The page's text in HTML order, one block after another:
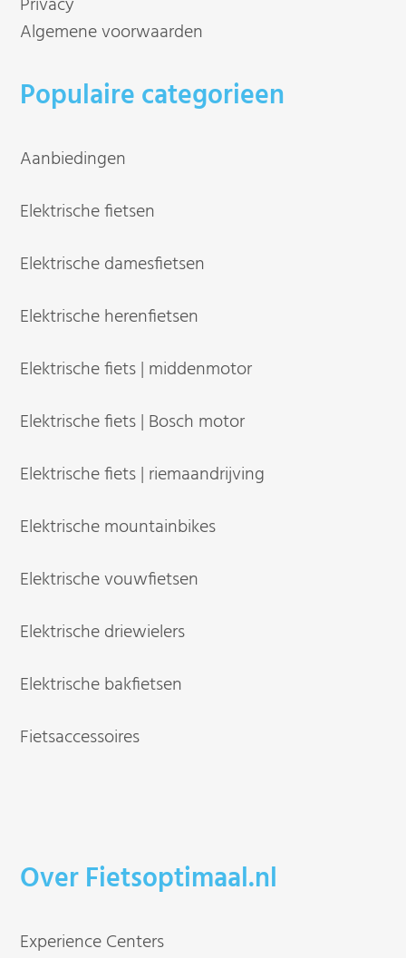
Algemene voorwaarden
Populaire categorieen
Aanbiedingen
Elektrische fietsen
Elektrische damesfietsen
Elektrische herenfietsen
Elektrische fiets | middenmotor
Elektrische fiets | Bosch motor
Elektrische fiets | riemaandrijving
Elektrische mountainbikes
Elektrische vouwfietsen
Elektrische driewielers
Elektrische bakfietsen
Fietsaccessoires
Over Fietsoptimaal.nl
Experience Centers